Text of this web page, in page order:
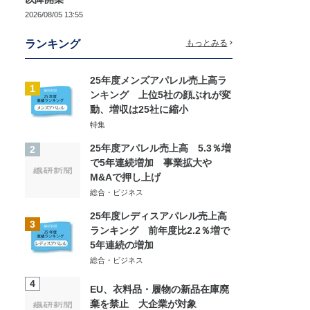
2026/08/05 13:55
ランキング もっとみる
1
25年度メンズアパレル売上高ラ
ンキング 上位5社の顔ぶれが変
動、増収は25社に縮小
特集
2
25年度アパレル売上高 5.3％増
で5年連続増加 事業拡大や
M&Aで押し上げ
総合・ビジネス
3
25年度レディスアパレル売上高
ランキング 前年度比2.2％増で
5年連続の増加
総合・ビジネス
4
EU、衣料品・履物の新品在庫廃
棄を禁止 大企業が対象